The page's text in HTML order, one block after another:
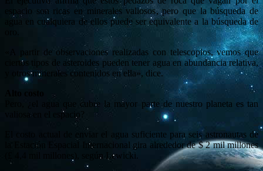
espacio son ricas en minerales valiosos, pero que la búsqueda de
agua en cualquiera de ellos puede ser equivalente a la búsqueda de
«A partir de observaciones realizadas con telescopios, vemos que
ciertos tipos de asteroides pueden tener agua en abundancia relativa,
y otros minerales contenidos en ella», dice.
Pero, ¿el agua que cubre la mayor parte de nuestro planeta es tan
valiosa en el espacio?
El costo actual de enviar el agua suficiente para seis astronautas de
la Estación Espacial Internacional gira alrededor de $ 2 mil millones
(£ 4,4 mil millones), según Lewicki.